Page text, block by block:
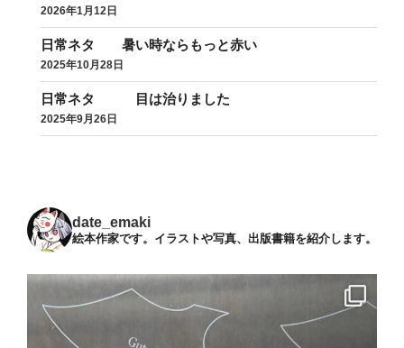
2026年1月12日
日常ネタ 暑い時ならもっと赤い
2025年10月28日
日常ネタ 目は治りました
2025年9月26日
date_emaki
絵本作家です。イラストや写真、出版書籍を紹介します。